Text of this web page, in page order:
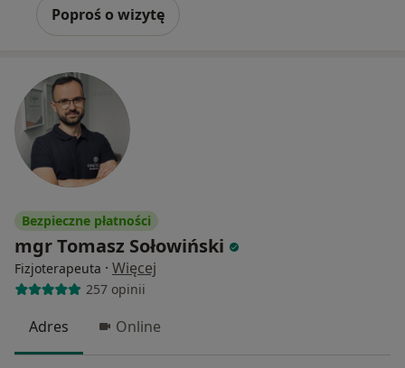
Poproś o wizytę
Bezpieczne płatności
mgr Tomasz Sołowiński
Fizjoterapeuta · Więcej
257 opinii
Adres Online